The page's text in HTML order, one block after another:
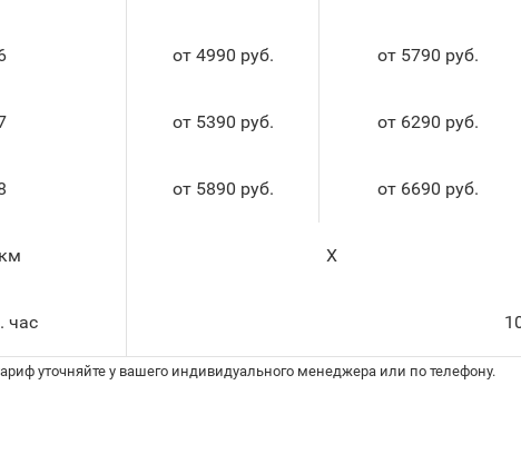
от 4990 руб. от 5790 руб.
от 5390 руб. от 6290 руб.
от 5890 руб. от 6690 руб.
X
час
уточняйте у вашего индивидуального менеджера или по телефону.